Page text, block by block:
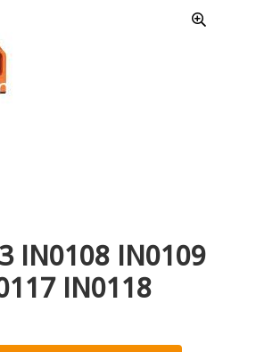
IN0108 IN0109
IN0118